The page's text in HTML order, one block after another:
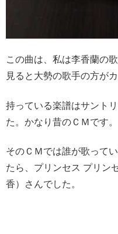
この曲は、私は李香蘭の
見ると大勢の歌手の方が
持っている楽譜はサント
た。かなり昔のＣＭです。
そのＣＭでは誰が歌って
たら、プリンセス プリン
香）さんでした。